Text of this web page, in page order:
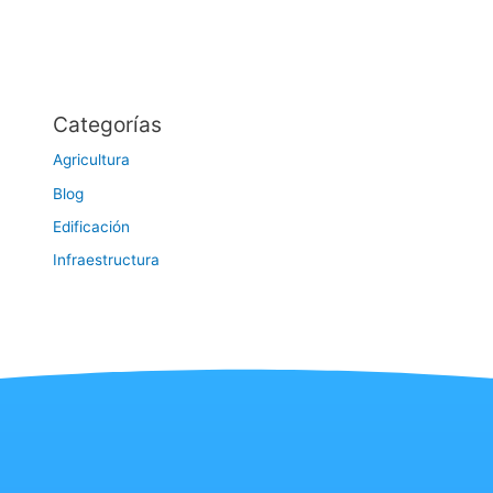
Categorías
Agricultura
Blog
Edificación
Infraestructura